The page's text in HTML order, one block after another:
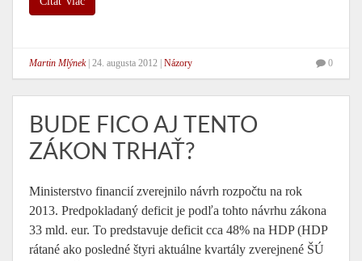
Martin Mlýnek| 24. augusta 2012 Názory 0
BUDE FICO AJ TENTO
ZÁKON TRHAŤ?
Ministerstvo financií zverejnilo návrh rozpočtu na rok
2013. Predpokladaný deficit je podľa tohto návrhu zákona
33 mld. eur. To predstavuje deficit cca 48% na HDP (HDP
rátané ako posledné štyri aktuálne kvartály zverejnené ŠÚ